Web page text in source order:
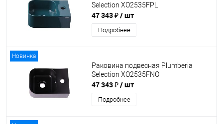
Selection XO2535FPL
47 343 ₽/ шт
Подробнее
Новинка
Раковина подвесная Plumberia
Selection XO2535FNO
47 343 ₽/ шт
Подробнее